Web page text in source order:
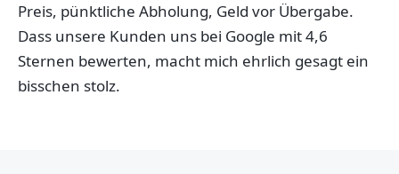
Preis, pünktliche Abholung, Geld vor Übergabe.
Dass unsere Kunden uns bei Google mit 4,6
Sternen bewerten, macht mich ehrlich gesagt ein
bisschen stolz.